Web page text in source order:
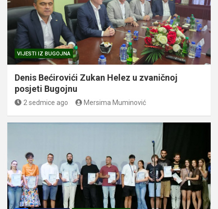
VIJESTI IZ BUGOJNA
Denis Bećirovići Zukan Helez u zvaničnoj
posjeti Bugojnu
2 sedmice ago Mersima Muminović